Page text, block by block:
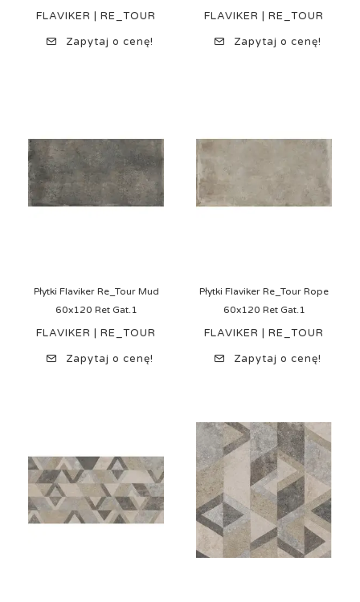
FLAVIKER | RE_TOUR
Zapytaj o cenę!
FLAVIKER | RE_TOUR
Zapytaj o cenę!
Płytki Flaviker Re_Tour Mud
60x120 Ret Gat.1
FLAVIKER | RE_TOUR
Zapytaj o cenę!
Płytki Flaviker Re_Tour Rope
60x120 Ret Gat.1
FLAVIKER | RE_TOUR
Zapytaj o cenę!